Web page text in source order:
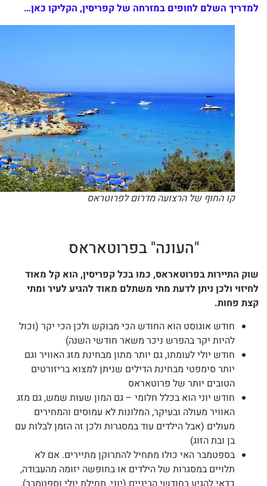
השלם לחופים במזרחה של קפריסין, הקליקו כאן…
קו החוף של הרצועה מדרום לפרוטראס
"העונה" בפרוטאראס
התיירות בפרוטאראס, כמו בכל קפריסין, הוא קל מאוד
ולכן ניתן לדעת מתי משתלם מאוד להגיע לעיר ומתי
פחות.
חודש אוגוסט הוא החודש הכי מבוקש ולכן הכי יקר (וכול
להיות יקר בהפרש ניכר משאר חודשי השנה)
חודש יולי לעומתו, גם יותר מתון מבחינת מזג האוויר וגם
יותר סימפטי מבחינת הדילים שניתן למצוא בריזורטים
הטובים יותר של פרוטאראס
חודש יוני הוא בכלל חלומי – גם המון שעות שמש, גם מזג
האוויר מעולה ובעיקר, המלונות לא עמוסים והמחירים
מעולים (אבל הילדים עוד במסגרות ולכן זה הזמן לבלות עם
בן ובת הזוג)
בספטמבר האי כולו מתחיל להתרוקן מתיירים. אם לא
תלויים במסגרות של הילדים או בחופשה יזומה מהעבודה,